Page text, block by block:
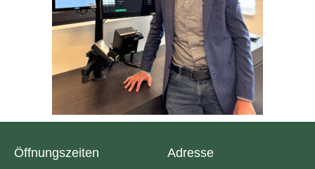
Öffnungszeiten Adresse